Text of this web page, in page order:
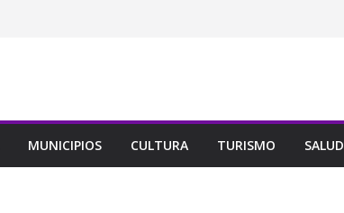
MUNICIPIOS CULTURA TURISMO SALUD